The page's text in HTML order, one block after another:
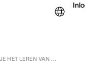
Contact opnemen met
HET LEREN VAN ...